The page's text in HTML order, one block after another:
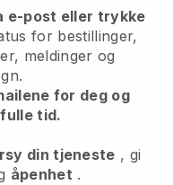
e-post eller trykke
for bestillinger,
meldinger og
for deg og
tid.
din tjeneste , gi
åpenhet .